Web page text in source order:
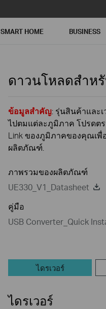
SMART HOME BUSINESS
ดาวนโหลดสำห
ข้อมูลสำคัญ: รุ่นสินค้าและ
ไปตมแต่ละภูมิภาค โปรดต
Link ของภูมิภาคของคุณเ
ผลิตภัณฑ์.
ภาพรวมของผลิตภัณฑ์
UE330_V1_Datasheet
คู่มือ
USB Converter_Quick
ไดรเวอร์
ไดรเวอร์